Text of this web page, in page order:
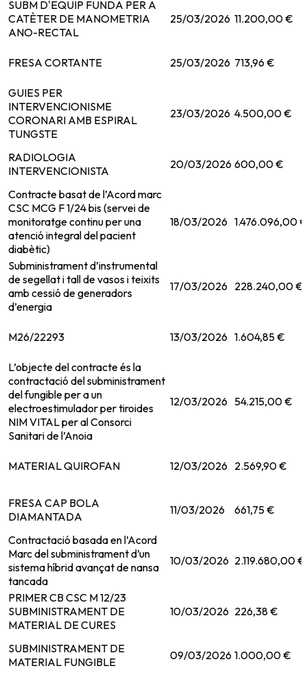
SUBM D'EQUIP FUNDA PER A
CATÈTER DE MANOMETRIA
ANO-RECTAL
25/03/2026 11.200,00 €
FRESA CORTANTE 25/03/2026 713,96 €
GUIES PER
INTERVENCIONISME
CORONARI AMB ESPIRAL
TUNGSTE
23/03/2026 4.500,00 €
RADIOLOGIA
INTERVENCIONISTA
20/03/2026 600,00 €
Contracte basat de l’Acord marc
CSC MCG F 1/24 bis (servei de
monitoratge continu per una
atenció integral del pacient
diabètic)
18/03/2026 1.476.096,00 €
Subministrament d’instrumental
de segellat i tall de vasos i teixits
amb cessió de generadors
d’energia
17/03/2026 228.240,00 €
M26/22293 13/03/2026 1.604,85 €
L’objecte del contracte és la
contractació del subministrament
del fungible per a un
electroestimulador per tiroides
NIM VITAL per al Consorci
Sanitari de l’Anoia
12/03/2026 54.215,00 €
MATERIAL QUIROFAN 12/03/2026 2.569,90 €
FRESA CAP BOLA
DIAMANTADA
11/03/2026 661,75 €
Contractació basada en l’Acord
Marc del subministrament d’un
sistema híbrid avançat de nansa
tancada
10/03/2026 2.119.680,00 €
PRIMER CB CSC M 12/23
SUBMINISTRAMENT DE
MATERIAL DE CURES
10/03/2026 226,38 €
SUBMINISTRAMENT DE
MATERIAL FUNGIBLE
09/03/2026 1.000,00 €